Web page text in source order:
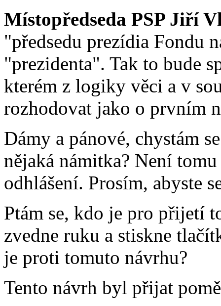
Místopředseda PSP Jiří
"předsedu prezídia Fondu
"prezidenta". Tak to bude
kterém z logiky věci a v
rozhodovat jako o prvním
Dámy a pánové, chystám
nějaká námitka? Není
odhlášení. Prosím, abyste
Ptám se, kdo je pro přijetí
zvedne ruku a stiskne
je proti tomuto návrhu?
Tento návrh byl přijat